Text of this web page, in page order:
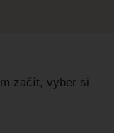
začít, vyber si